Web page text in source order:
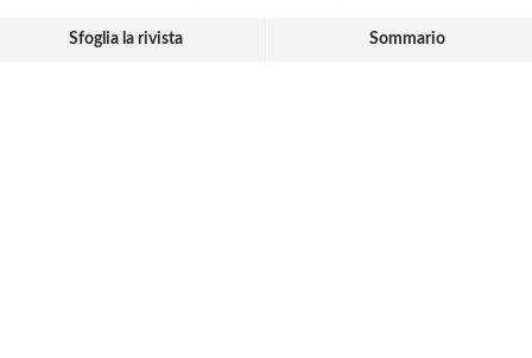
Sfoglia la rivista Sommario